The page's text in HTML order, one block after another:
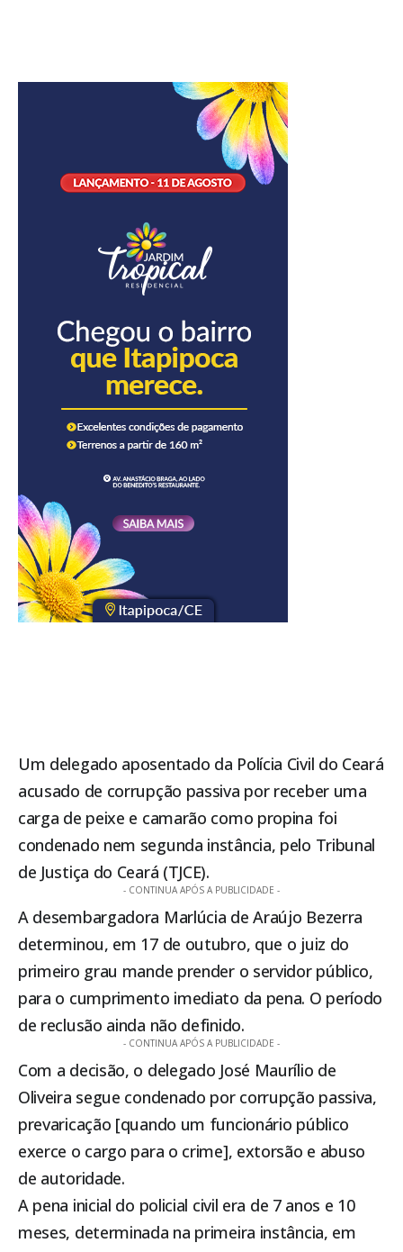
Um delegado aposentado da Polícia Civil do Ceará
acusado de corrupção passiva por receber uma
carga de peixe e camarão como propina foi
condenado nem segunda instância, pelo Tribunal
de Justiça do Ceará (TJCE).
- CONTINUA APÓS A PUBLICIDADE -
A desembargadora Marlúcia de Araújo Bezerra
determinou, em 17 de outubro, que o juiz do
primeiro grau mande prender o servidor público,
para o cumprimento imediato da pena. O período
de reclusão ainda não definido.
- CONTINUA APÓS A PUBLICIDADE -
Com a decisão, o delegado José Maurílio de
Oliveira segue condenado por corrupção passiva,
prevaricação [quando um funcionário público
exerce o cargo para o crime], extorsão e abuso
de autoridade.
A pena inicial do policial civil era de 7 anos e 10
meses, determinada na primeira instância, em